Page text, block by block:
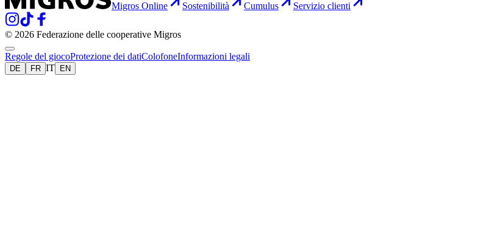
Migros Online Sostenibilità Cumulus Servizio clienti
© 2026 Federazione delle cooperative Migros
Regole del giocoProtezione dei datiColofoneInformazioni legali
DE FR IT EN